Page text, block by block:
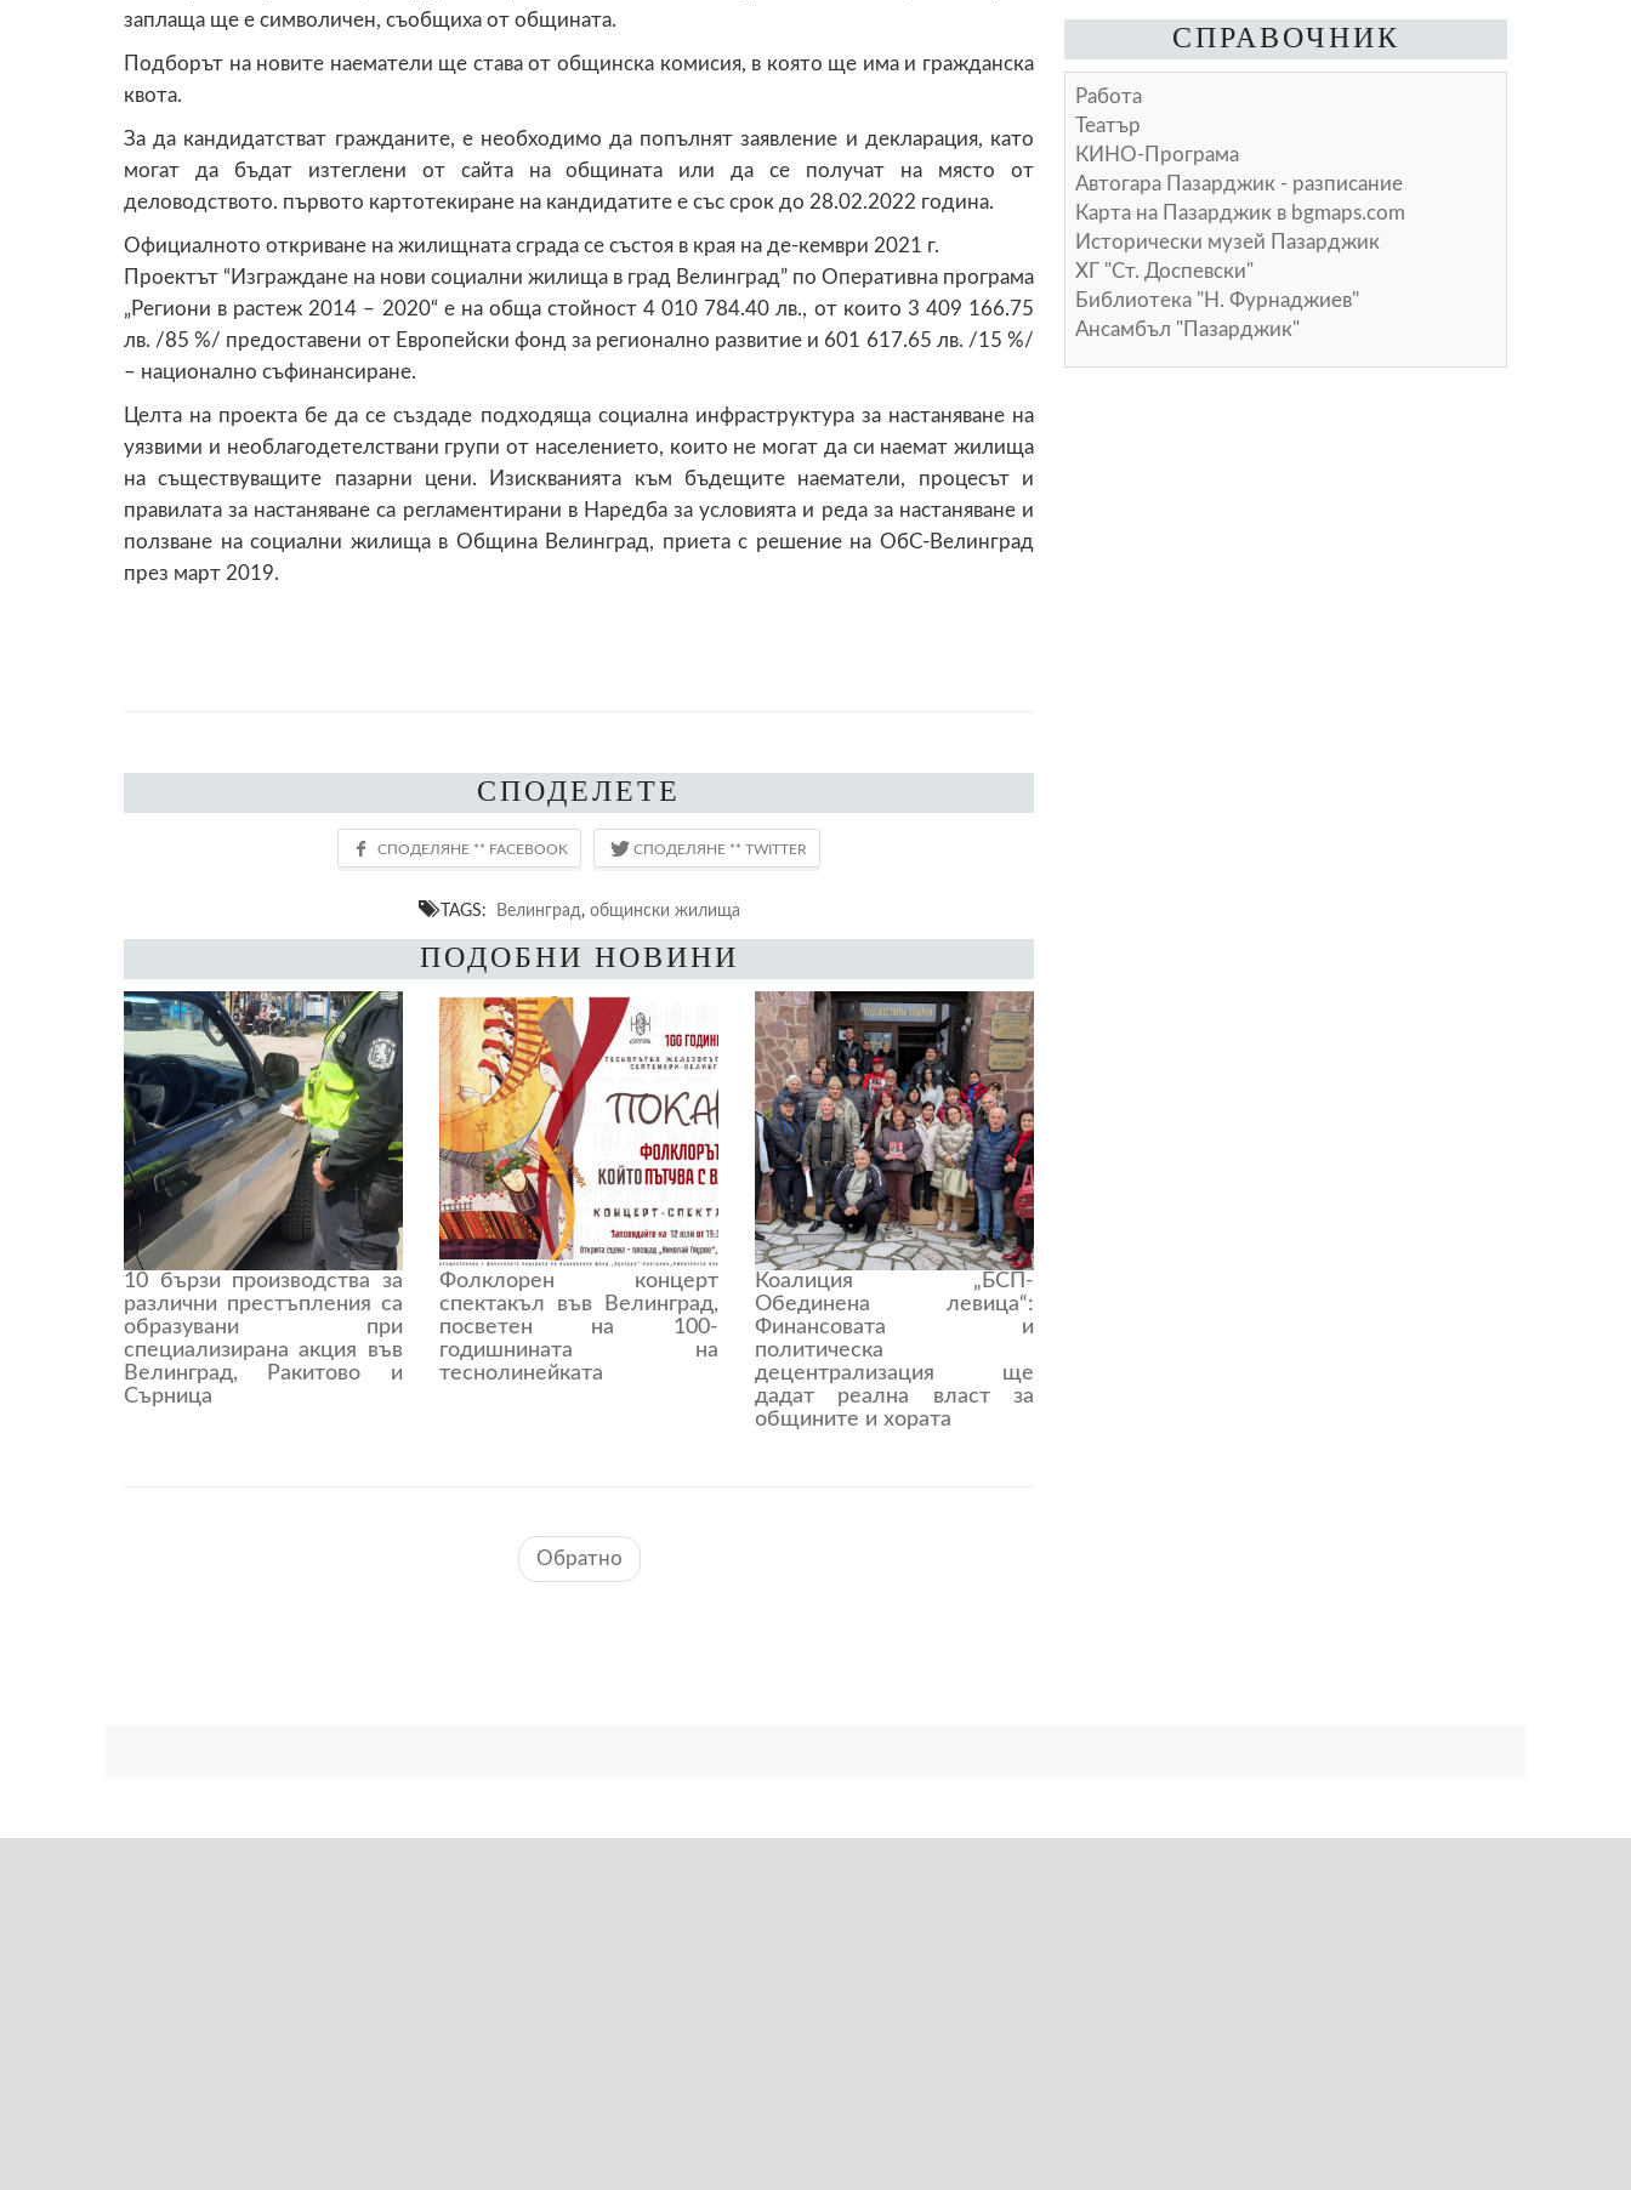
заплаща ще е символичен, съобщиха от общината.
Подборът на новите наематели ще става от общинска комисия, в която ще има и гражданска
квота.
За да кандидатстват гражданите, е необходимо да попълнят заявление и декларация, като
могат да бъдат изтеглени от сайта на общината или да се получат на място от
деловодството. първото картотекиране на кандидатите е със срок до 28.02.2022 година.
Официалното откриване на жилищната сграда се състоя в края на де-кември 2021 г.
Проектът “Изграждане на нови социални жилища в град Велинград” по Оперативна програма
„Региони в растеж 2014 – 2020“ е на обща стойност 4 010 784.40 лв., от които 3 409 166.75
лв. /85 %/ предоставени от Европейски фонд за регионално развитие и 601 617.65 лв. /15 %/
– национално съфинансиране.
Целта на проекта бе да се създаде подходяща социална инфраструктура за настаняване на
уязвими и необлагодетелствани групи от населението, които не могат да си наемат жилища
на съществуващите пазарни цени. Изискванията към бъдещите наематели, процесът и
правилата за настаняване са регламентирани в Наредба за условията и реда за настаняване и
ползване на социални жилища в Община Велинград, приета с решение на ОбС-Велинград
през март 2019.
СПОДЕЛЕТЕ
TAGS: Велинград , общински жилища
ПОДОБНИ НОВИНИ
10 бързи производства за
различни престъпления са
образувани при
специализирана акция във
Велинград, Ракитово и
Сърница
Фолклорен концерт
спектакъл във Велинград,
посветен на 100-
годишнината на
теснолинейката
Коалиция „БСП-
Обединена левица“:
Финансовата и
политическа
децентрализация ще
дадат реална власт за
общините и хората
Обратно
СПРАВОЧНИК
Работа
Театър
КИНО-Програма
Автогара Пазарджик - разписание
Карта на Пазарджик в bgmaps.com
Исторически музей Пазарджик
ХГ "Ст. Доспевски"
Библиотека "Н. Фурнаджиев"
Ансамбъл "Пазарджик"